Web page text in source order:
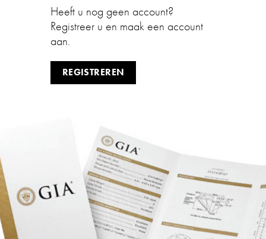
Heeft u nog geen account?
Registreer u en maak een account
aan.
REGISTREREN